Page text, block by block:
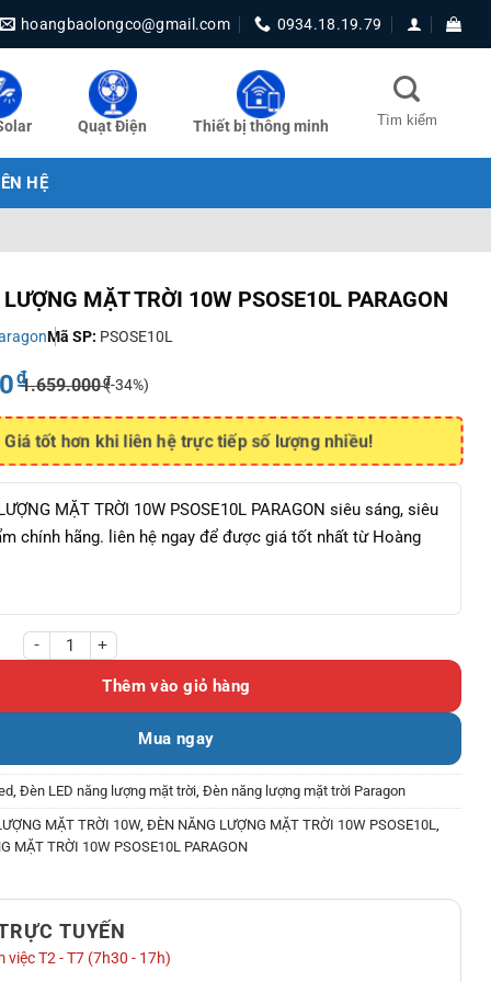
hoangbaolongco@gmail.com 0934.18.19.79
Quạt Điện Thiết bị thông minh
HỆ
MẶT TRỜI 10W PSOSE10L PARAGON
Mã SP: PSOSE10L
₫1.659.000₫(-34%)
tốt hơn khi liên hệ trực tiếp số lượng nhiều!
MẶT TRỜI 10W PSOSE10L PARAGON siêu sáng, siêu
chính hãng. liên hệ ngay để được giá tốt nhất từ Hoàng
MẶT TRỜI 10W PSOSE10L PARAGON số lượng
Thêm vào giỏ hàng
Mua ngay
Đèn LED năng lượng mặt trời Đèn năng lượng mặt trời Paragon
MẶT TRỜI 10W, ĐÈN NĂNG LƯỢNG MẶT TRỜI 10W PSOSE10L
MẶT TRỜI 10W PSOSE10L PARAGON
TUYẾN
việc T2 - T7 (7h30 - 17h)